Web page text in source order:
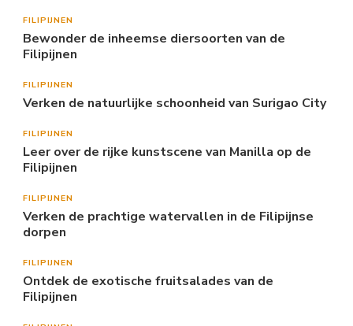
FILIPIJNEN
Bewonder de inheemse diersoorten van de
Filipijnen
FILIPIJNEN
Verken de natuurlijke schoonheid van Surigao City
FILIPIJNEN
Leer over de rijke kunstscene van Manilla op de
Filipijnen
FILIPIJNEN
Verken de prachtige watervallen in de Filipijnse
dorpen
FILIPIJNEN
Ontdek de exotische fruitsalades van de
Filipijnen